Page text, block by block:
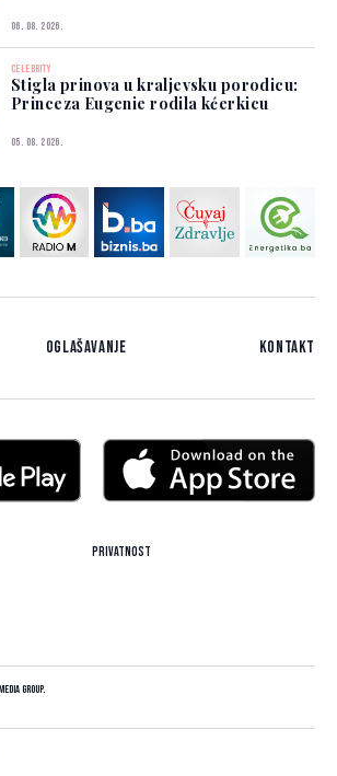
06. 08. 2026.
CELEBRITY
Stigla prinova u kraljevsku porodicu:
Princeza Eugenie rodila kćerkicu
05. 08. 2026.
Oglašavanje Kontakt
Privatnost
Group.